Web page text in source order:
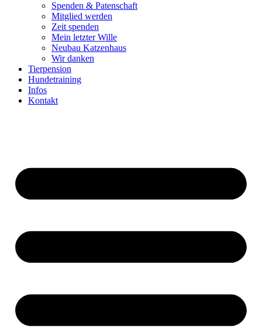
Spenden & Patenschaft
Mitglied werden
Zeit spenden
Mein letzter Wille
Neubau Katzenhaus
Wir danken
Tierpension
Hundetraining
Infos
Kontakt